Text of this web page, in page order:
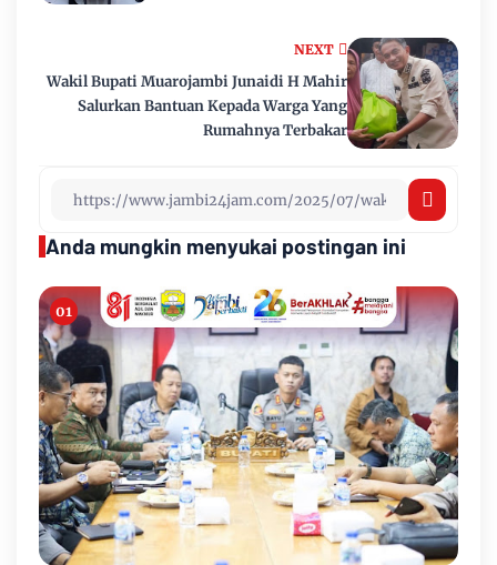
NEXT
Wakil Bupati Muarojambi Junaidi H Mahir
Salurkan Bantuan Kepada Warga Yang
Rumahnya Terbakar
Anda mungkin menyukai postingan ini